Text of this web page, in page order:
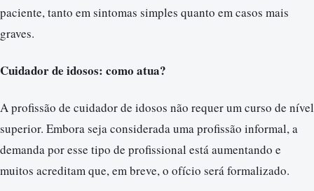
paciente, tanto em sintomas simples quanto em casos mais
graves.
Cuidador de idosos: como atua?
A profissão de cuidador de idosos não requer um curso de nível
superior. Embora seja considerada uma profissão informal, a
demanda por esse tipo de profissional está aumentando e
muitos acreditam que, em breve, o ofício será formalizado.